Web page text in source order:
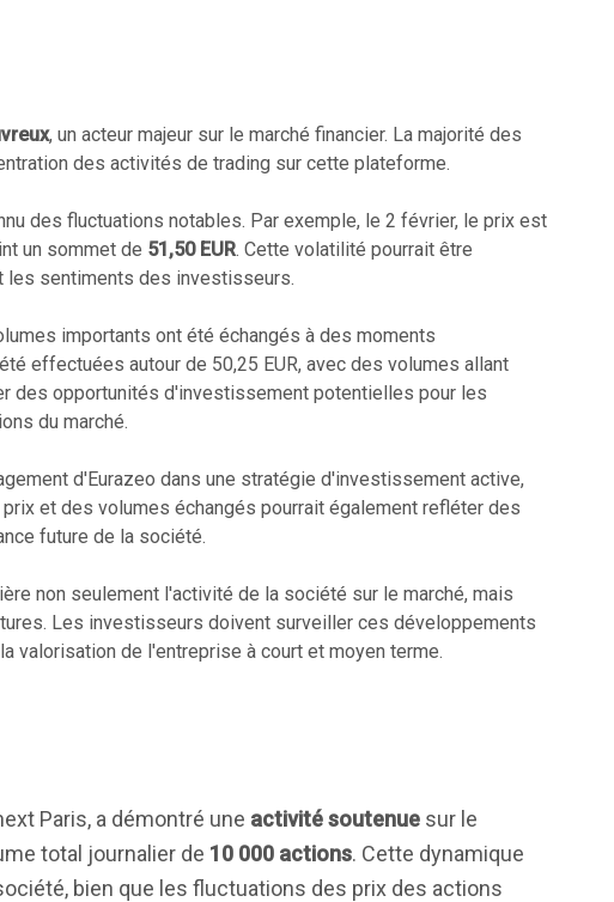
, un acteur majeur sur le marché financier. La majorité des
des activités de trading sur cette plateforme.
des fluctuations notables. Par exemple, le 2 février, le prix est
un sommet de 51,50 EUR. Cette volatilité pourrait être
les sentiments des investisseurs.
importants ont été échangés à des moments
effectuées autour de 50,25 EUR, avec des volumes allant
des opportunités d'investissement potentielles pour les
du marché.
d'Eurazeo dans une stratégie d'investissement active,
et des volumes échangés pourrait également refléter des
future de la société.
non seulement l'activité de la société sur le marché, mais
Les investisseurs doivent surveiller ces développements
valorisation de l'entreprise à court et moyen terme.
Paris, a démontré une activité soutenue sur le
total journalier de 10 000 actions. Cette dynamique
bien que les fluctuations des prix des actions